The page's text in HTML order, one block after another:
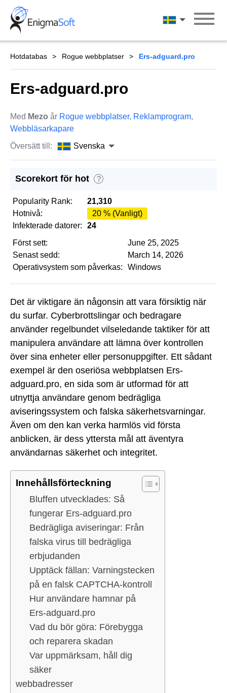
Skip
content
Svenska
Hotdatabas Rogue webbplatser Ers-adguard.pro
Ers-adguard.pro
Med Mezo år Rogue webbplatser, Reklamprogram,
Webbläsarkapare
Översätt till:
Svenska
Scorekort för hot ?
Popularity Rank:
21,310
Hotnivå:
20 % (Vanligt)
Infekterade datorer:
24
Först sett:
June 25, 2025
Senast sedd:
March 14, 2026
Operativsystem som påverkas:
Windows
Det är viktigare än någonsin att vara försiktig när
du surfar. Cyberbrottslingar och bedragare
använder regelbundet vilseledande taktiker för att
manipulera användare att lämna över kontrollen
över sina enheter eller personuppgifter. Ett sådant
exempel är den oseriösa webbplatsen Ers-
adguard.pro, en sida som är utformad för att
utnyttja användare genom bedrägliga
aviseringssystem och falska säkerhetsvarningar.
Även om den kan verka harmlös vid första
anblicken, är dess yttersta mål att äventyra
användarnas säkerhet och integritet.
Innehållsförteckning
Bluffen utvecklades: Så
fungerar Ers-adguard.pro
Bedrägliga aviseringar: Från
falska virus till bedrägliga
erbjudanden
Upptäck fällan: Varningstecken
på en falsk CAPTCHA-kontroll
Hur användare hamnar på
Ers-adguard.pro
Vad du bör göra: Förebygga
och reparera skadan
Var uppmärksam, håll dig
säker
webbadresser